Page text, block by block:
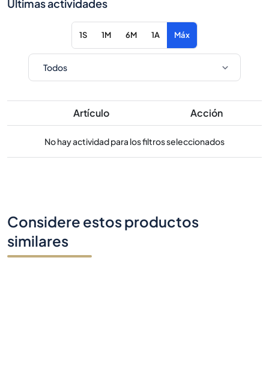
Últimas actividades
1S 1M 6M 1A Máx
Artículo Acción
No hay actividad para los filtros seleccionados
Considere estos productos
similares